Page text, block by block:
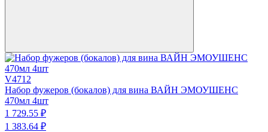
V4712
Набор фужеров (бокалов) для вина ВАЙН ЭМОУШЕНС
470мл 4шт
1 729.55 ₽
1 383.64 ₽